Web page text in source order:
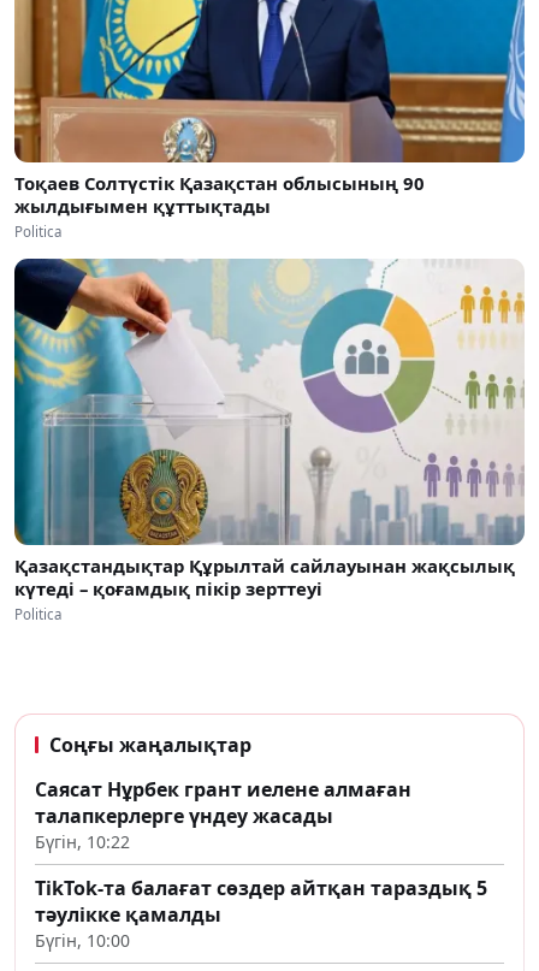
Тоқаев Солтүстік Қазақстан облысының 90
жылдығымен құттықтады
Politica
Қазақстандықтар Құрылтай сайлауынан жақсылық
күтеді – қоғамдық пікір зерттеуі
Politica
Соңғы жаңалықтар
Саясат Нұрбек грант иелене алмаған
талапкерлерге үндеу жасады
Бүгін, 10:22
TikTok-та балағат сөздер айтқан тараздық 5
тәулікке қамалды
Бүгін, 10:00